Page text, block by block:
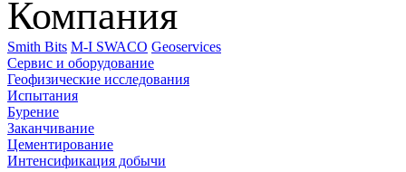
Компания
Smith Bits M-I SWACO Geoservices
Сервис и оборудование
Геофизические исследования
Испытания
Бурение
Заканчивание
Цементирование
Интенсификация добычи